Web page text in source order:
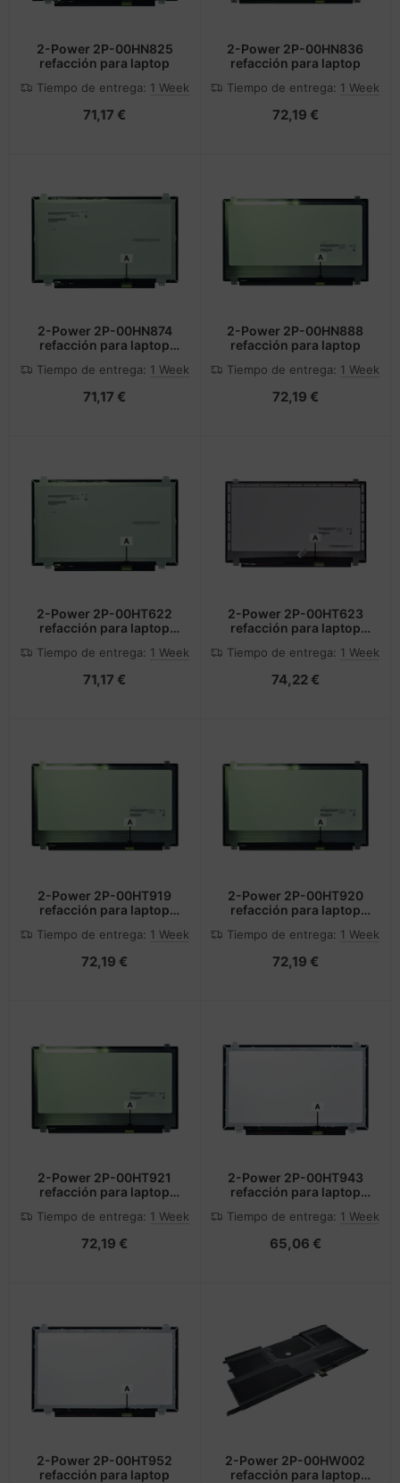
2-Power 2P-00HN825
refacción para laptop
Tiempo de entrega: 1 Week
71,17 €
2-Power 2P-00HN836
refacción para laptop
Tiempo de entrega: 1 Week
72,19 €
2-Power 2P-00HN874
refacción para laptop
Tiempo de entrega: 1 Week
71,17 €
2-Power 2P-00HN888
refacción para laptop
Tiempo de entrega: 1 Week
72,19 €
2-Power 2P-00HT622
refacción para laptop
Tiempo de entrega: 1 Week
71,17 €
2-Power 2P-00HT623
refacción para laptop
Tiempo de entrega: 1 Week
74,22 €
2-Power 2P-00HT919
refacción para laptop
Tiempo de entrega: 1 Week
72,19 €
2-Power 2P-00HT920
refacción para laptop
Tiempo de entrega: 1 Week
72,19 €
2-Power 2P-00HT921
refacción para laptop
Tiempo de entrega: 1 Week
72,19 €
2-Power 2P-00HT943
refacción para laptop
Tiempo de entrega: 1 Week
65,06 €
2-Power 2P-00HT952
refacción para laptop
2-Power 2P-00HW002
refacción para laptop